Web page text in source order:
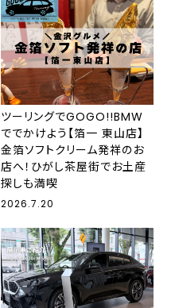
ツーリングでGOGO!!BMW
ででかけよう【箔一 東山店】
金箔ソフトクリーム発祥のお
店へ！ひがし茶屋街でお土産
探しも満喫
2026.7.20